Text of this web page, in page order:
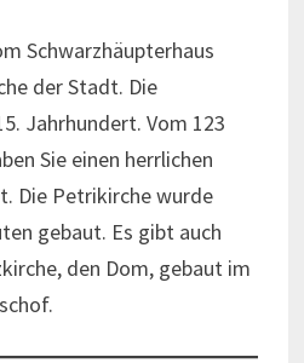
Schwarzhäupterhaus
der Stadt. Die
Jahrhundert. Vom 123
Sie einen herrlichen
Die Petrikirche wurde
gebaut. Es gibt auch
den Dom, gebaut im